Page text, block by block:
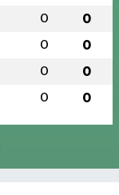
0 0
0 0
0 0
0 0